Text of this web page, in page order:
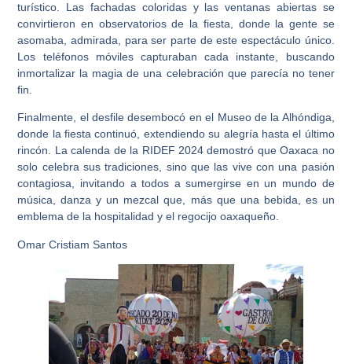
turístico. Las fachadas coloridas y las ventanas abiertas se
convirtieron en observatorios de la fiesta, donde la gente se
asomaba, admirada, para ser parte de este espectáculo único.
Los teléfonos móviles capturaban cada instante, buscando
inmortalizar la magia de una celebración que parecía no tener
fin.
Finalmente, el desfile desembocó en el Museo de la Alhóndiga,
donde la fiesta continuó, extendiendo su alegría hasta el último
rincón. La calenda de la RIDEF 2024 demostró que Oaxaca no
solo celebra sus tradiciones, sino que las vive con una pasión
contagiosa, invitando a todos a sumergirse en un mundo de
música, danza y un mezcal que, más que una bebida, es un
emblema de la hospitalidad y el regocijo oaxaqueño.
Omar Cristiam Santos